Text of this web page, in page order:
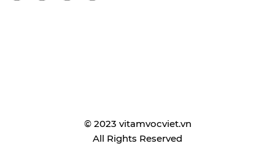
© 2023 vitamvocviet.vn
All Rights Reserved